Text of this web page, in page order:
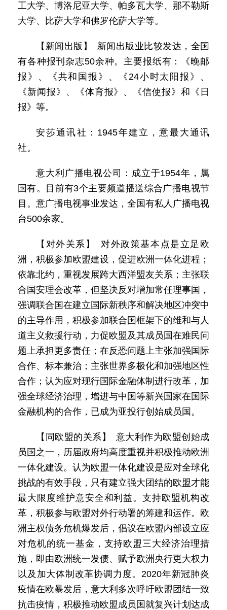
工大学、博洛尼亚大学、帕多瓦大学、那不勒斯
大学、比萨大学和佛罗伦萨大学等。
【新闻出版】 新闻出版业比较发达，全国
有各种报刊杂志50余种。主要报纸有：《晚邮
报》、《共和国报》、《24小时太阳报》、
《新闻报》、《体育报》、《信使报》和《日
报》等。
安莎通讯社：1945年建立，意最大通讯
社。
意大利广播电视公司：成立于1954年，属
国有。目前有3个主要频道播送综合广播电视节
目。意广播电视事业发达，全国有私人广播电视
台500余家。
【对外关系】 对外政策基本点是立足欧
洲，积极参加欧盟建设，促进欧洲一体化进程；
依靠北约，重视发展跨大西洋盟友关系；主张联
合国安理会改革，但坚决反对增加常任理事国，
强调联合国在建立国际新秩序和解决地区冲突中
的主导作用，积极参加联合国框架下的维和与人
道主义救援行动，力促欧盟及其成员国在难民问
题上承担更多责任；在反恐问题上主张加强国际
合作、标本兼治；主张世界多极化和加强地区性
合作；认为应对现行国际金融体制进行改革，加
强全球经济治理，增进与中国等新兴国家在国际
金融机构的合作，已成为亚投行创始成员国。
【同欧盟的关系】 意大利作为欧盟创始成
员国之一，历届政府均高度重视并积极推动欧洲
一体化建设。认为欧盟一体化建设是应对全球化
挑战的有效手段，只有建立强大团结的欧盟才能
最大限度维护意安全和利益。支持欧盟机构改
革，积极参与欧盟对外行动署的筹建和运作。欧
洲主权债务危机爆发后，倡议在欧盟内部设立应
对危机的统一基金，支持欧盟三大经济治理措
施，即由欧洲统一发债、赋予欧洲央行更大权力
以及加大体制改革协调力度。2020年新冠肺炎
疫情在欧暴发后，意大利多次呼吁欧盟团结一致
抗击疫情，积极推动欧盟成员国就复兴计划达成